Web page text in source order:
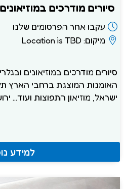
סיורים מודרכים
עקבו אחר הפרסומים שלנו
מיקום: Location is TBD
סיורים מודרכים במוזיאונים
האומנות המוצגת ברחבי הארץ
ישראל, מוזיאון התפוצות ועוד...
למידע